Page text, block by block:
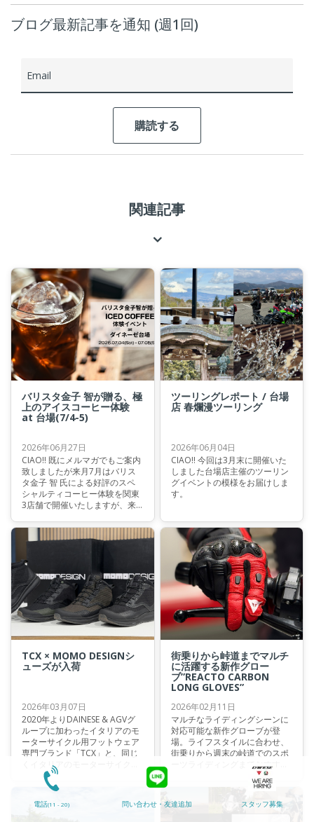
電話(11 - 20) 問い合わせ・友達追加 スタッフ募集
ブログ最新記事を通知 (週1回)
Email
関連記事
バリスタ金子 智が贈る、極
上のアイスコーヒー体験
at 台場(7/4-5)
2026年06月27日
CIAO!! 既にメルマガでもご案内
致しましたが来月7月はバリス
タ金子 智 氏による好評のスペ
シャルティコーヒー体験を関東
3店舗で開催いたしますが、来
催です。
ツーリングレポート / 台場
店 春爛漫ツーリング
2026年06月04日
CIAO!! 今回は3月末に開催いた
しました台場店主催のツーリン
グイベントの模様をお届けしま
す。
TCX × MOMO DESIGNシ
ューズが入荷
2026年03月07日
2020年よりDAINESE & AGVグ
ループに加わったイタリアのモ
ーターサイクル用フットウェア
専門ブランド「TCX」と、同じ
くイタリアのモーターサイクル
ウェアブランドである「MOMO
DESIGN」がコラボレーション
したシューズモデルが入荷しま
した。
街乗りから峠道までマルチ
に活躍する新作グロー
ブ”REACTO CARBON
LONG GLOVES”
2026年02月11日
マルチなライディングシーンに
対応可能な新作グローブが登
場。ライフスタイルに合わせ、
街乗りから週末の峠道でのスポ
ーツライディングまでおすすめ